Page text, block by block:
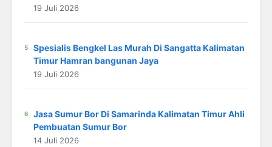
19 Juli 2026
Spesialis Bengkel Las Murah Di Sangatta Kalimatan
Timur Hamran bangunan Jaya
19 Juli 2026
Jasa Sumur Bor Di Samarinda Kalimatan Timur Ahli
Pembuatan Sumur Bor
14 Juli 2026